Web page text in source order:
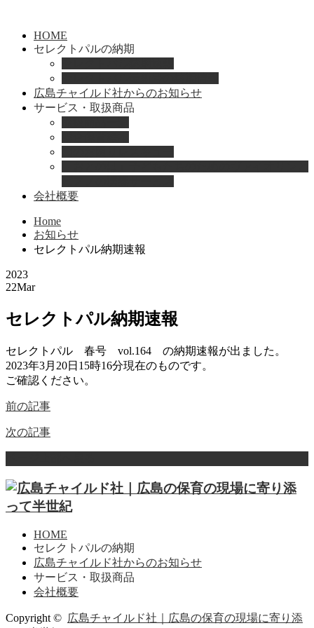
HOME
セレクトパルの納期
広島チャイルド社からのお知らせ
サービス・取扱商品
会社概要
Home
お知らせ
セレクトパル納期速報
2023
22Mar
セレクトパル納期速報
セレクトパル 春号 vol.164 の納期速報が出ました。
2023年3月20日15時16分現在のものです。
ご確認ください。
前の記事
次の記事
HOME
セレクトパルの納期
広島チャイルド社からのお知らせ
サービス・取扱商品
会社概要
Copyright © 広島チャイルド社｜広島の保育の現場に寄り添